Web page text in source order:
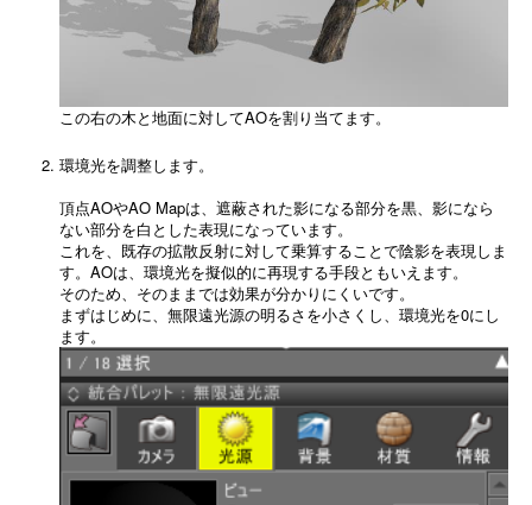
この右の木と地面に対してAOを割り当てます。
環境光を調整します。
頂点AOやAO Mapは、遮蔽された影になる部分を黒、影になら
ない部分を白とした表現になっています。
これを、既存の拡散反射に対して乗算することで陰影を表現しま
す。AOは、環境光を擬似的に再現する手段ともいえます。
そのため、そのままでは効果が分かりにくいです。
まずはじめに、無限遠光源の明るさを小さくし、環境光を0にし
ます。